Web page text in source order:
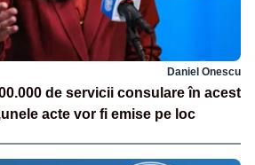
Daniel Onescu
de servicii consulare în acest
acte vor fi emise pe loc